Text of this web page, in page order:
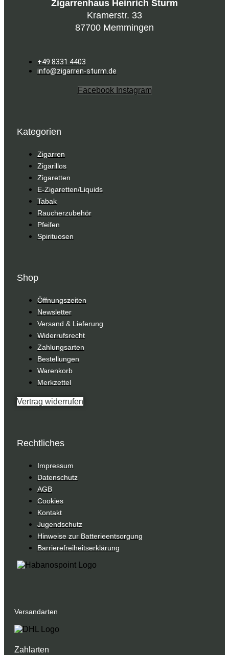
Zigarrenhaus Heinrich Sturm
Kramerstr. 33
87700 Memmingen
+49 8331 4403
info@zigarren-sturm.de
Facebook Instagram
Kategorien
Zigarren
Zigarillos
Zigaretten
E-Zigaretten/Liquids
Tabak
Raucherzubehör
Pfeifen
Spirituosen
Shop
Öffnungszeiten
Newsletter
Versand & Lieferung
Widerrufsrecht
Zahlungsarten
Bestellungen
Warenkorb
Merkzettel
Vertrag widerrufen
Rechtliches
Impressum
Datenschutz
AGB
Cookies
Kontakt
Jugendschutz
Hinweise zur Batterieentsorgung
Barrierefreiheitserklärung
Versandarten
Zahlarten